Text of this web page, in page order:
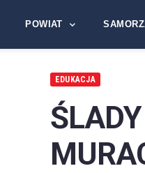
POWIAT
EDUKACJA